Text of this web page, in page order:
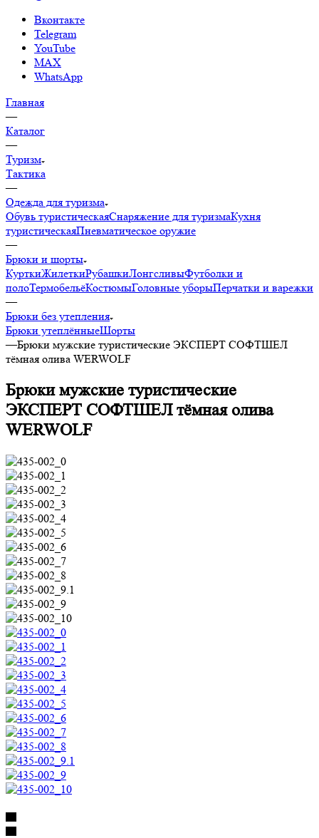
Вконтакте
Telegram
YouTube
MAX
WhatsApp
Главная
—
Каталог
—
Туризм
Тактика
—
Одежда для туризма
Обувь туристическаяСнаряжение для туризмаКухня
туристическаяПневматическое оружие
—
Брюки и шорты
КурткиЖилеткиРубашкиЛонгсливыФутболки и
полоТермобельёКостюмыГоловные уборыПерчатки и варежки
—
Брюки без утепления
Брюки утеплённыеШорты
—Брюки мужские туристические ЭКСПЕРТ СОФТШЕЛ
тёмная олива WERWOLF
Брюки мужские туристические
ЭКСПЕРТ СОФТШЕЛ тёмная олива
WERWOLF